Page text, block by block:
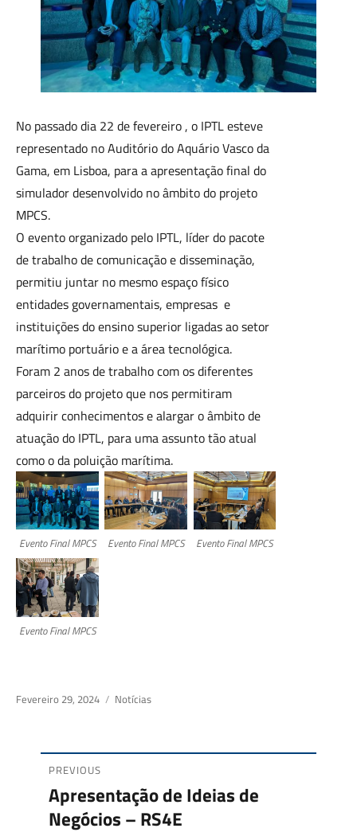
No passado dia 22 de fevereiro , o IPTL esteve
representado no Auditório do Aquário Vasco da
Gama, em Lisboa, para a apresentação final do
simulador desenvolvido no âmbito do projeto
MPCS.
O evento organizado pelo IPTL, líder do pacote
de trabalho de comunicação e disseminação,
permitiu juntar no mesmo espaço físico
entidades governamentais, empresas e
instituições do ensino superior ligadas ao setor
marítimo portuário e a área tecnológica.
Foram 2 anos de trabalho com os diferentes
parceiros do projeto que nos permitiram
adquirir conhecimentos e alargar o âmbito de
atuação do IPTL, para uma assunto tão atual
como o da poluição marítima.
Evento Final MPCS Evento Final MPCS Evento Final MPCS
Evento Final MPCS
Posted
Fevereiro 29, 2024 Categories
Notícias
Navegação
de
PREVIOUS
Previous
post:
Apresentação de Ideias de
Negócios – RS4E